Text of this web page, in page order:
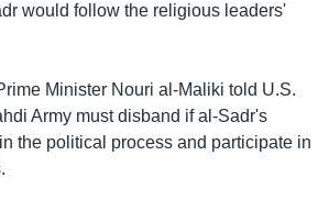
would follow the religious leaders'
Minister Nouri al-Maliki told U.S.
Army must disband if al-Sadr's
the political process and participate in